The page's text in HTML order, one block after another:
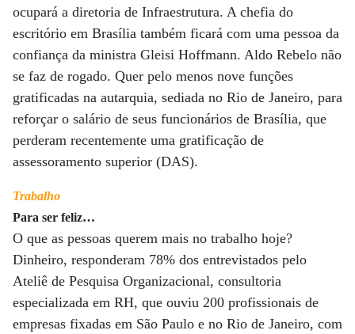
ocupará a diretoria de Infraestrutura. A chefia do
escritório em Brasília também ficará com uma pessoa da
confiança da ministra Gleisi Hoffmann. Aldo Rebelo não
se faz de rogado. Quer pelo menos nove funções
gratificadas na autarquia, sediada no Rio de Janeiro, para
reforçar o salário de seus funcionários de Brasília, que
perderam recentemente uma gratificação de
assessoramento superior (DAS).
Trabalho
Para ser feliz…
O que as pessoas querem mais no trabalho hoje?
Dinheiro, responderam 78% dos entrevistados pelo
Ateliê de Pesquisa Organizacional, consultoria
especializada em RH, que ouviu 200 profissionais de
empresas fixadas em São Paulo e no Rio de Janeiro, com